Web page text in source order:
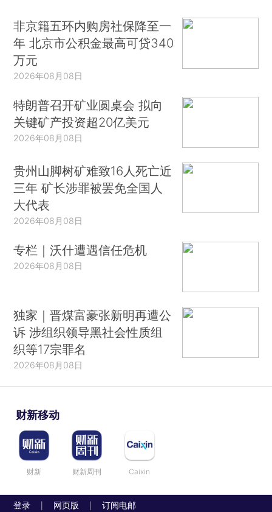
非京籍五环内购房社保降至一
年 北京市公积金最高可贷340
万元
2026年08月08日
特朗普召开矿业圆桌会 拟向
关键矿产投资超20亿美元
2026年08月08日
贵州山脚树矿难致16人死亡近
三年 矿长涉罪被罢免全国人
大代表
2026年08月08日
专栏｜沃什遭遇信任危机
2026年08月08日
独家｜晋煤富豪张新明再遭公
诉 涉组织领导黑社会性质组
织等17宗罪名
2026年08月08日
财新移动
财新 财新周刊 Caixin
登录 网页版 订阅电邮